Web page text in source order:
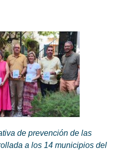
de prevención de las
a los 14 municipios del